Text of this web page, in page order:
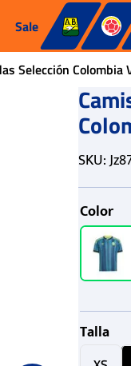
Sale
Selección Colombia
SKU:
Color
Talla